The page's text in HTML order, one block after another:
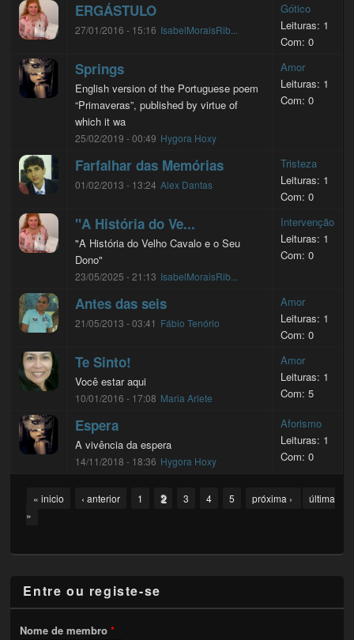
ERGÁSTULO
27/01/2016 - 15:16 IsabelMoraisRib...
Gótico
Leituras: 1
Com: 0
Springs
English version of the Portuguese poem
“Primaveras”, published by virtue of
which it wa
25/02/2019 - 00:49 Hygora Hoxy
Amor
Leituras: 1
Com: 0
Farfalhar das Memórias
01/02/2013 - 13:24 Alex Dantas
Tristeza
Leituras: 1
Com: 0
"A História do Ve...
"A História do Velho Cavalo e o Seu
Dono"
23/05/2025 - 21:13 IsabelMoraisRib...
Intervenção
Leituras: 1
Com: 0
Antes das seis
21/05/2013 - 03:41 Fábio Tenório
Amor
Leituras: 1
Com: 0
Te Sinto!
Você estar aqui
10/01/2016 - 17:08 Maria Arlete
Amor
Leituras: 1
Com: 5
Espera
A vivência da espera
14/11/2018 - 18:36 Hygora Hoxy
Aforismo
Leituras: 1
Com: 0
Pages« inicio ‹ anterior 1 2 3 4 5 próxima ›
última
»
Entre ou registe-se
Nome de membro*